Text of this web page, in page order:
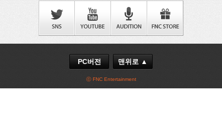
PC버전 맨위로 ▲
ⓒ FNC Entertainment